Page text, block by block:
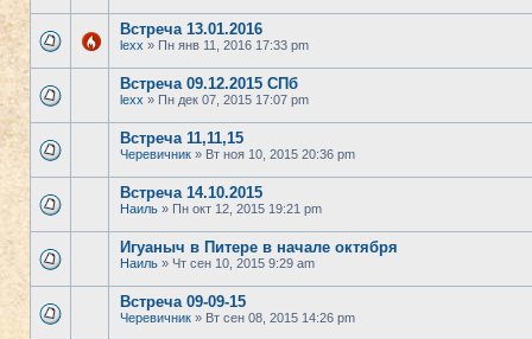
Встреча 13.01.2016
lexx » Пн янв 11, 2016 17:33 pm
Встреча 09.12.2015 СПб
lexx » Пн дек 07, 2015 17:07 pm
Встреча 11,11,15
Черевичник » Вт ноя 10, 2015 20:36 pm
Встреча 14.10.2015
Наиль » Пн окт 12, 2015 19:21 pm
Игуаныч в Питере в начале октября
Наиль » Чт сен 10, 2015 9:29 am
Встреча 09-09-15
Черевичник » Вт сен 08, 2015 14:26 pm